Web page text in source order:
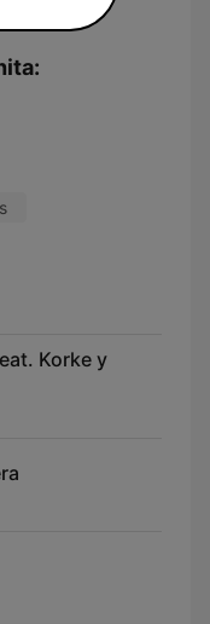
región.
Korke y